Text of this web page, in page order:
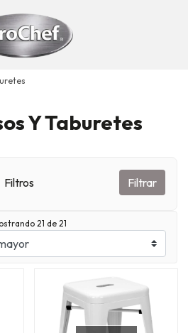
Y Taburetes
Filtros Filtrar
21 de 21